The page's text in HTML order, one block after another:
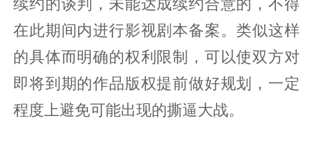
续约的谈判，未能达成续约合意的，不得
在此期间内进行影视剧本备案。类似这样
的具体而明确的权利限制，可以使双方对
即将到期的作品版权提前做好规划，一定
程度上避免可能出现的撕逼大战。